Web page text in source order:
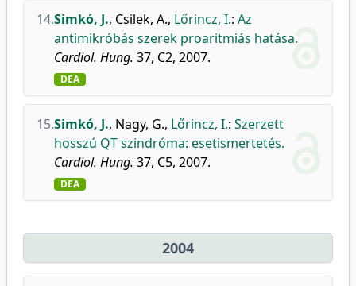
14.Simkó, J., Csilek, A., Lőrincz, I.: Az
antimikróbás szerek proaritmiás hatása.
Cardiol. Hung. 37, C2, 2007.
DEA
15.Simkó, J., Nagy, G., Lőrincz, I.: Szerzett
hosszú QT szindróma: esetismertetés.
Cardiol. Hung. 37, C5, 2007.
DEA
2004